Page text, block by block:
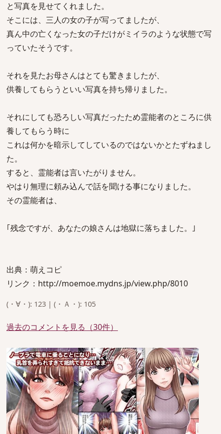
と写真を見せてくれました。
そこには、三人の女の子が写ってましたが、
真ん中の亡くなった女の子だけがミイラのような状態で写
っていたそうです。
それを見たお母さんはとても驚きましたが、
供養してもらうといい写真を持ち帰りました。
それにしても恐ろしい写真だったため霊能者のところに供
養してもらう時に
これは何かを暗示してしているのではないかとたずねまし
た。
すると、霊能者は言いたがりません。
やはり無理に頼み込んで話を聞ける事になりました。
その霊能者は、
｢残念ですが、あなたの娘さんは地獄に落ちました。｣
出典：萌えコピ
リンク：http://moemoe.mydns.jp/view.php/8010
(・∀・): 123 | (・Ａ・): 105
過去のコメントを見る（30件）